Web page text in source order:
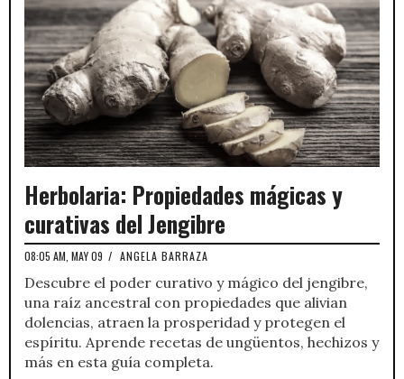
Herbolaria: Propiedades mágicas y
curativas del Jengibre
08:05 AM, MAY 09 / ANGELA BARRAZA
Descubre el poder curativo y mágico del jengibre,
una raíz ancestral con propiedades que alivian
dolencias, atraen la prosperidad y protegen el
espíritu. Aprende recetas de ungüentos, hechizos y
más en esta guía completa.